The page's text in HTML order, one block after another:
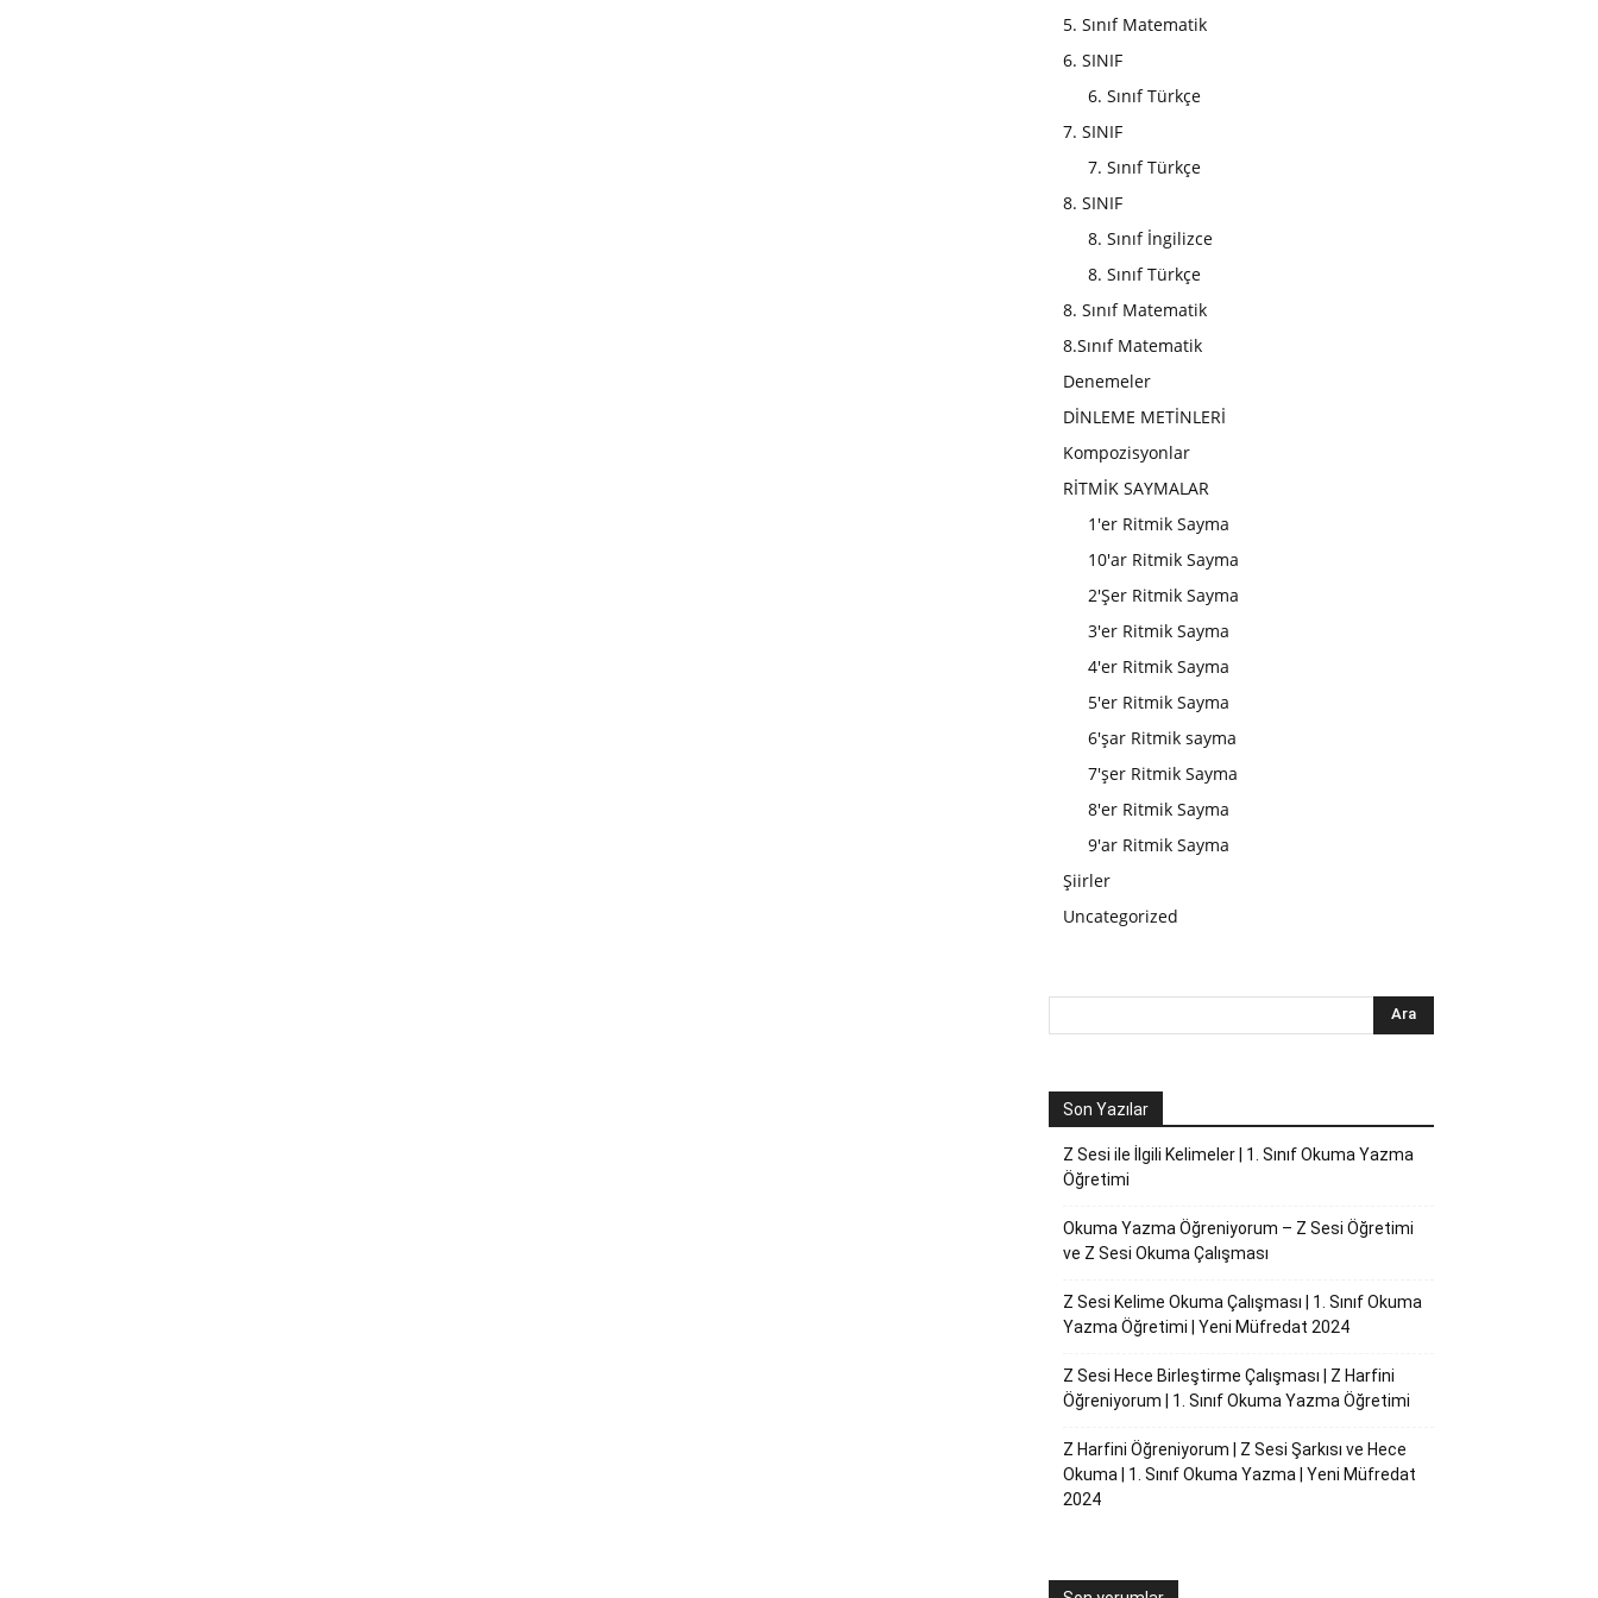
5. Sınıf Matematik
6. SINIF
6. Sınıf Türkçe
7. SINIF
7. Sınıf Türkçe
8. SINIF
8. Sınıf İngilizce
8. Sınıf Türkçe
8. Sınıf Matematik
8.Sınıf Matematik
Denemeler
DİNLEME METİNLERİ
Kompozisyonlar
RİTMİK SAYMALAR
1'er Ritmik Sayma
10'ar Ritmik Sayma
2'Şer Ritmik Sayma
3'er Ritmik Sayma
4'er Ritmik Sayma
5'er Ritmik Sayma
6'şar Ritmik sayma
7'şer Ritmik Sayma
8'er Ritmik Sayma
9'ar Ritmik Sayma
Şiirler
Uncategorized
Son Yazılar
Z Sesi ile İlgili Kelimeler | 1. Sınıf Okuma Yazma
Öğretimi
Okuma Yazma Öğreniyorum – Z Sesi Öğretimi
ve Z Sesi Okuma Çalışması
Z Sesi Kelime Okuma Çalışması | 1. Sınıf Okuma
Yazma Öğretimi | Yeni Müfredat 2024
Z Sesi Hece Birleştirme Çalışması | Z Harfini
Öğreniyorum | 1. Sınıf Okuma Yazma Öğretimi
Z Harfini Öğreniyorum | Z Sesi Şarkısı ve Hece
Okuma | 1. Sınıf Okuma Yazma | Yeni Müfredat
2024